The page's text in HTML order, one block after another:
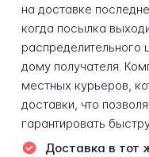
на доставке
когда посылка
распределительного
дому получателя.
местных курьеров,
доставки, что
гарантировать
Доставка в тот